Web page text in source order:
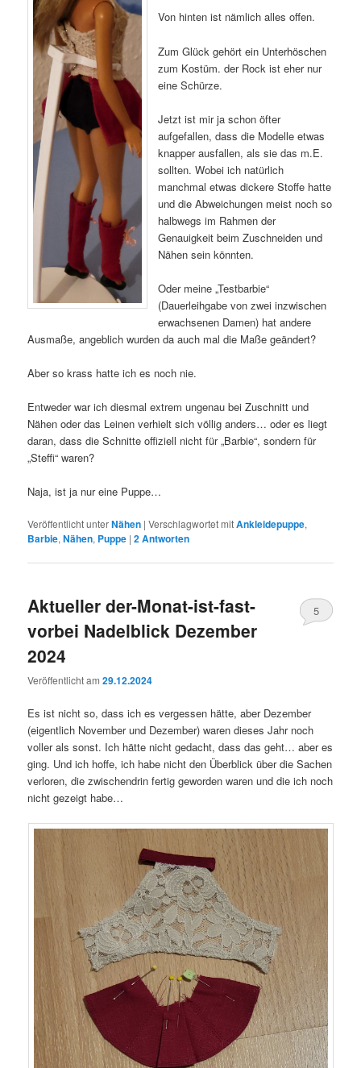
Von hinten ist nämlich alles offen.
Zum Glück gehört ein Unterhöschen
zum Kostüm. der Rock ist eher nur
eine Schürze.
Jetzt ist mir ja schon öfter
aufgefallen, dass die Modelle etwas
knapper ausfallen, als sie das m.E.
sollten. Wobei ich natürlich
manchmal etwas dickere Stoffe hatte
und die Abweichungen meist noch so
halbwegs im Rahmen der
Genauigkeit beim Zuschneiden und
Nähen sein könnten.
Oder meine „Testbarbie“
(Dauerleihgabe von zwei inzwischen
erwachsenen Damen) hat andere
Ausmaße, angeblich wurden da auch mal die Maße geändert?
Aber so krass hatte ich es noch nie.
Entweder war ich diesmal extrem ungenau bei Zuschnitt und
Nähen oder das Leinen verhielt sich völlig anders… oder es liegt
daran, dass die Schnitte offiziell nicht für „Barbie“, sondern für
„Steffi“ waren?
Naja, ist ja nur eine Puppe…
Veröffentlicht unterNähen |Verschlagwortet mitAnkleidepuppe,
Barbie,Nähen, Puppe |2Antworten
Aktueller der-Monat-ist-fast-
vorbei Nadelblick Dezember
2024
Veröffentlicht am29.12.2024
5
Es ist nicht so, dass ich es vergessen hätte, aber Dezember
(eigentlich November und Dezember) waren dieses Jahr noch
voller als sonst. Ich hätte nicht gedacht, dass das geht… aber es
ging. Und ich hoffe, ich habe nicht den Überblick über die Sachen
verloren, die zwischendrin fertig geworden waren und die ich noch
nicht gezeigt habe…